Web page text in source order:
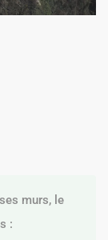
murs, le
: